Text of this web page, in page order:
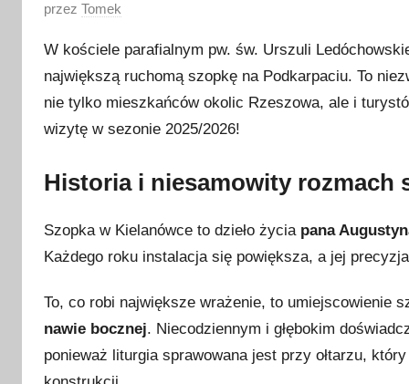
O
u
b
l
i
o
a
2
r
przez Tomek
W kościele parafialnym pw. św. Urszuli
największą ruchomą szopkę na Podkarpaciu. To
nie tylko mieszkańców okolic Rzeszowa, ale i
wizytę w sezonie 2025/2026!
Historia i niesamowity rozmach
Szopka w Kielanówce to dzieło życia pana
Każdego roku instalacja się powiększa, a jej
To, co robi największe wrażenie, to umiejscowienie
nawie bocznej. Niecodziennym i głębokim
ponieważ liturgia sprawowana jest przy ołtarzu,